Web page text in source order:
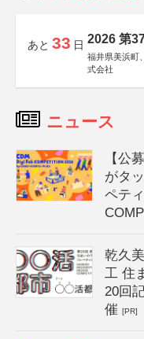
あと 33 日 2026 第
福井県美浜町
式会社
ニュース
【公
がタ
ペテ
乾久
工 住
20回
催[PR]